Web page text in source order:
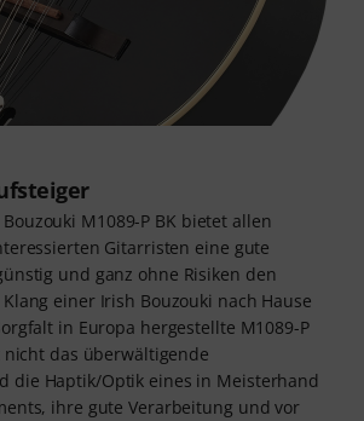
M1089-P BK bietet allen
Gitarristen eine gute
und ganz ohne Risiken den
einer Irish Bouzouki nach Hause
in Europa hergestellte M1089-P
das überwältigende
die Haptik/Optik eines in Meisterhand
ihre gute Verarbeitung und vor